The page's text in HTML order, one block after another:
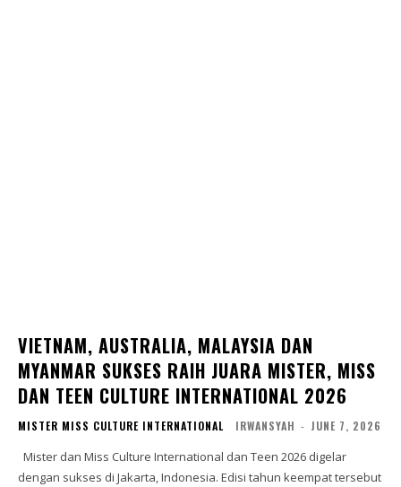
VIETNAM, AUSTRALIA, MALAYSIA DAN
MYANMAR SUKSES RAIH JUARA MISTER, MISS
DAN TEEN CULTURE INTERNATIONAL 2026
MISTER MISS CULTURE INTERNATIONAL IRWANSYAH - JUNE 7, 2026
dengan sukses di Jakarta, Indonesia. Edisi tahun keempat tersebut